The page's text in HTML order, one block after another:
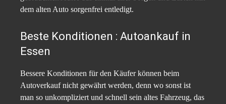
dem alten Auto sorgenfrei entledigt.
Beste Konditionen : Autoankauf in
Essen
Bessere Konditionen für den Käufer können beim
Autoverkauf nicht gewährt werden, denn wo sonst ist
man so unkompliziert und schnell sein altes Fahrzeug, das